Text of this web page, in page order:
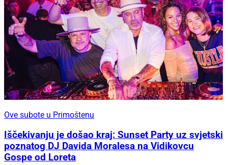
Ove subote u Primoštenu
Iščekivanju je došao kraj: Sunset Party uz svjetski
poznatog DJ Davida Moralesa na Vidikovcu
Gospe od Loreta